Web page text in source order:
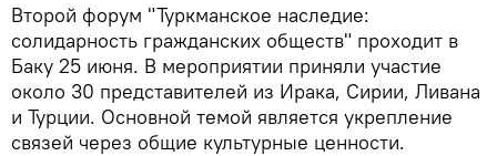
Второй форум "Туркманское наследие:
солидарность гражданских обществ" проходит в
Баку 25 июня. В мероприятии приняли участие
около 30 представителей из Ирака, Сирии, Ливана
и Турции. Основной темой является укрепление
связей через общие культурные ценности.